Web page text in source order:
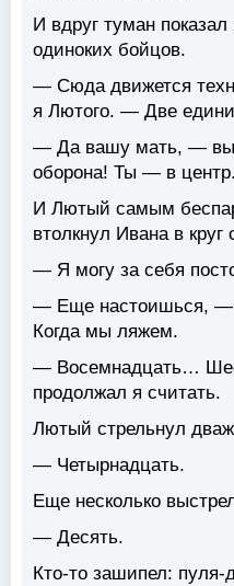
И вдруг туман показал
одиноких бойцов.
— Сюда движется
я Лютого. — Две
— Да вашу мать, —
оборона! Ты — в центр.
И Лютый самым
втолкнул Ивана в круг
— Я могу за себя
— Еще настоишься,
Когда мы ляжем.
— Восемнадцать…
продолжал я считать.
Лютый стрельнул
— Четырнадцать.
Еще несколько
— Десять.
Кто-то зашипел: пуля-